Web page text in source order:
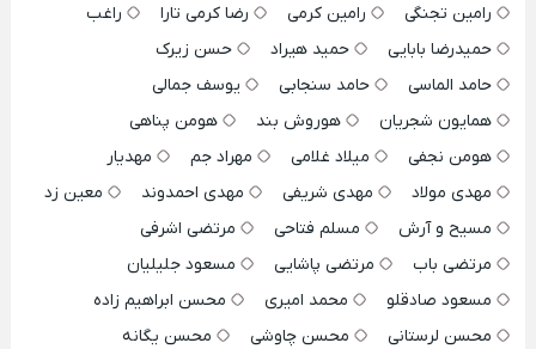
رامین تجنگی
رامین کرمی رضا کرمی تارا
راغب
حمیدرضا بابایی
حمید هیراد
حسن زیرک
حامد الماسی
حامد سنجابی
یوسف جمالی
همایون شجریان
هوروش بند
هومن پناهی
هومن نجفی
میلاد غلامی مهراد جم
مهدیار
مهدی مولاد
مهدی شریفی مهدی احمدوند
معین زد
مسیح و آرش
مسلم فتاحی
مرتضی اشرفی
مرتضی باب
مرتضی پاشایی
مسعود جلیلیان
مسعود صادقلو
محمد امیری
محسن ابراهیم زاده
محسن لرستانی
محسن چاوشی
محسن یگانه